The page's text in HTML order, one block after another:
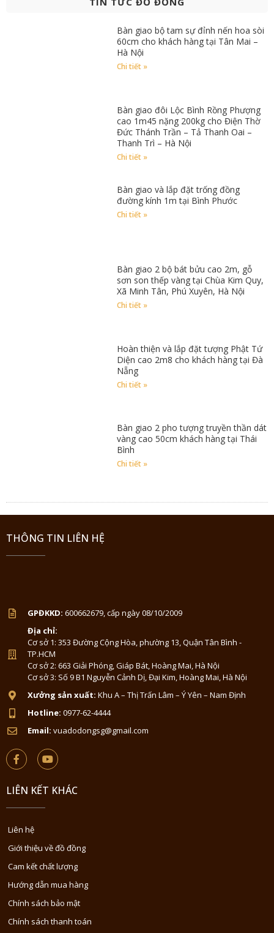
Bàn giao bộ tam sự đỉnh nến hoa sòi
60cm cho khách hàng tại Tân Mai –
Hà Nội
Chi tiết »
Bàn giao đôi Lộc Bình Rồng Phượng
cao 1m45 nặng 200kg cho Điện Thờ
Đức Thánh Trần – Tả Thanh Oai –
Thanh Trì – Hà Nội
Chi tiết »
Bàn giao và lắp đặt trống đồng
đường kính 1m tại Bình Phước
Chi tiết »
Bàn giao 2 bộ bát bửu cao 2m, gỗ
sơn son thếp vàng tại Chùa Kim Quy,
Xã Minh Tân, Phú Xuyên, Hà Nội
Chi tiết »
Hoàn thiện và lắp đặt tượng Phật Tứ
Diện cao 2m8 cho khách hàng tại Đà
Nẵng
Chi tiết »
Bàn giao 2 pho tượng truyền thần dát
vàng cao 50cm khách hàng tại Thái
Bình
Chi tiết »
THÔNG TIN LIÊN HỆ
GPĐKKD: 600662679, cấp ngày 08/10/2009
Địa chỉ:
Cơ sở 1: 353 Đường Cộng Hòa, phường 13, Quận Tân Bình -
TP.HCM
Cơ sở 2: 663 Giải Phóng, Giáp Bát, Hoàng Mai, Hà Nội
Cơ sở 3: Số 9 B1 Nguyễn Cảnh Dị, Đại Kim, Hoàng Mai, Hà Nội
Xưởng sản xuất: Khu A – Thị Trấn Lâm – Ý Yên – Nam Định
Hotline: 0977-62-4444
Email: vuadodongsg@gmail.com
LIÊN KẾT KHÁC
Liên hệ
Giới thiệu về đồ đồng
Cam kết chất lượng
Hướng dẫn mua hàng
Chính sách bảo mật
Chính sách thanh toán